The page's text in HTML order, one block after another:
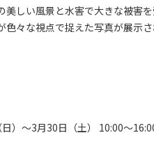
しい風景と水害で大きな被害
々な視点で捉えた写真が展示さ
）～3月30日（土） 10:00～